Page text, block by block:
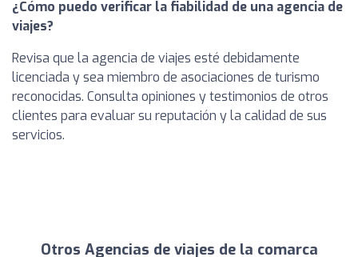
¿Cómo puedo verificar la fiabilidad de una agencia de
viajes?
Revisa que la agencia de viajes esté debidamente
licenciada y sea miembro de asociaciones de turismo
reconocidas. Consulta opiniones y testimonios de otros
clientes para evaluar su reputación y la calidad de sus
servicios.
Otros Agencias de viajes de la comarca